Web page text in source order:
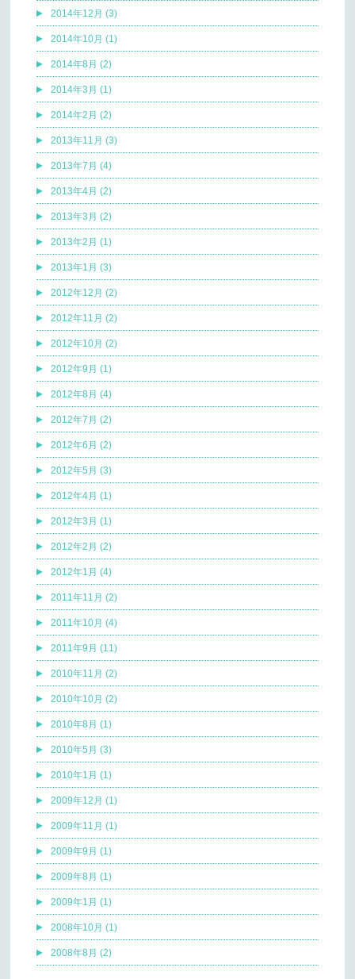
2014年12月 (3)
2014年10月 (1)
2014年8月 (2)
2014年3月 (1)
2014年2月 (2)
2013年11月 (3)
2013年7月 (4)
2013年4月 (2)
2013年3月 (2)
2013年2月 (1)
2013年1月 (3)
2012年12月 (2)
2012年11月 (2)
2012年10月 (2)
2012年9月 (1)
2012年8月 (4)
2012年7月 (2)
2012年6月 (2)
2012年5月 (3)
2012年4月 (1)
2012年3月 (1)
2012年2月 (2)
2012年1月 (4)
2011年11月 (2)
2011年10月 (4)
2011年9月 (11)
2010年11月 (2)
2010年10月 (2)
2010年8月 (1)
2010年5月 (3)
2010年1月 (1)
2009年12月 (1)
2009年11月 (1)
2009年9月 (1)
2009年8月 (1)
2009年1月 (1)
2008年10月 (1)
2008年8月 (2)